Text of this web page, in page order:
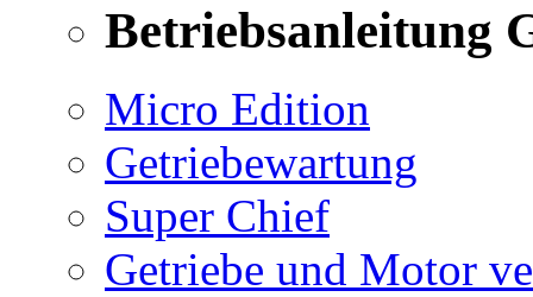
Betriebsanleitung
Micro Edition
Getriebewartung
Super Chief
Getriebe und Motor